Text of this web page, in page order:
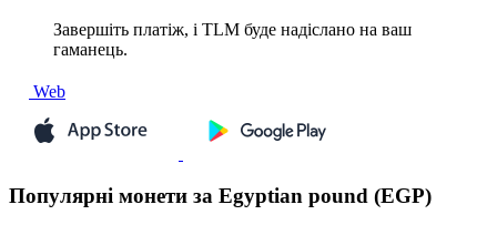
Завершіть платіж, і TLM буде надіслано на ваш
гаманець.
Web
Популярні монети за Egyptian pound (EGP)